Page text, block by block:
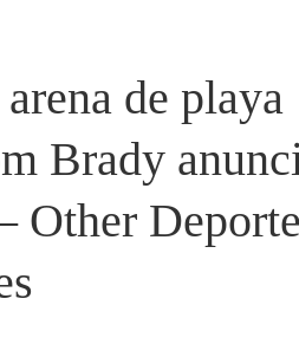
de playa
Brady
Other